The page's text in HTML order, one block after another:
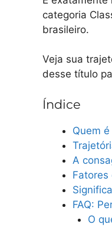
categoria
brasileiro.
Veja sua
desse título
Índice
Quem
A
Fatores
FAQ:
O